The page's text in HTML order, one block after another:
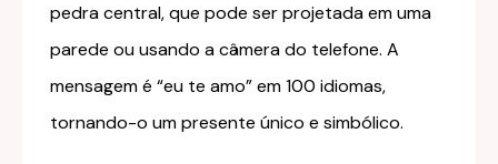
pedra central, que pode ser projetada em uma
parede ou usando a câmera do telefone. A
mensagem é “eu te amo” em 100 idiomas,
tornando-o um presente único e simbólico.